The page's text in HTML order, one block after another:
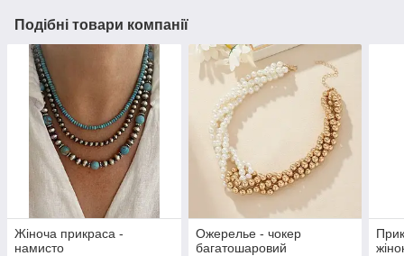
Подібні товари компанії
Жіноча прикраса -
намисто
Ожерелье - чокер
багатошаровий